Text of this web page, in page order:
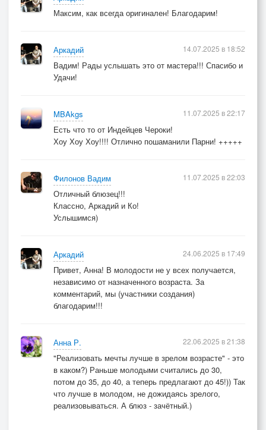
Максим, как всегда оригинален! Благодарим!
Аркадий
Вадим! Рады услышать это от мастера!!! Спасибо и
Удачи!
14.07.2025 в 18:52
MBAkgs
Есть что то от Индейцев Чероки!
Хоу Хоу Хоу!!!! Отлично пошаманили Парни! +++++
11.07.2025 в 22:17
Филонов Вадим
Отличный блюзец!!!
Классно, Аркадий и Ко!
Услышимся)
11.07.2025 в 22:03
Аркадий
Привет, Анна! В молодости не у всех получается,
независимо от назначенного возраста. За
комментарий, мы (участники создания)
благодарим!!!
24.06.2025 в 17:49
Анна Р.
"Реализовать мечты лучше в зрелом возрасте" - это
в каком?) Раньше молодыми считались до 30,
потом до 35, до 40, а теперь предлагают до 45!)) Так
что лучше в молодом, не дожидаясь зрелого,
реализовываться. А блюз - зачётный.)
22.06.2025 в 21:38